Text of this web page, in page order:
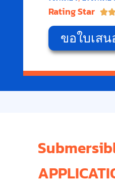
Rating Star 
ขอใบเส